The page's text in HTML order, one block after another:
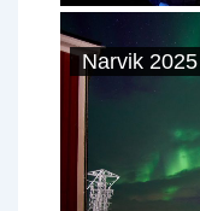
Narvik 2025